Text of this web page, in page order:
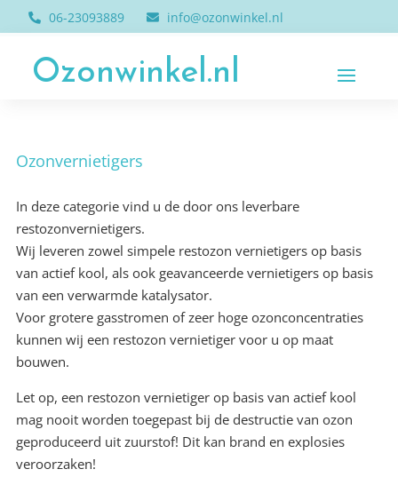
06-23093889 info@ozonwinkel.nl
Ozonwinkel.nl
Ozonvernietigers
In deze categorie vind u de door ons leverbare
restozonvernietigers.
Wij leveren zowel simpele restozon vernietigers op basis
van actief kool, als ook geavanceerde vernietigers op basis
van een verwarmde katalysator.
Voor grotere gasstromen of zeer hoge ozonconcentraties
kunnen wij een restozon vernietiger voor u op maat
bouwen.
Let op, een restozon vernietiger op basis van actief kool
mag nooit worden toegepast bij de destructie van ozon
geproduceerd uit zuurstof! Dit kan brand en explosies
veroorzaken!